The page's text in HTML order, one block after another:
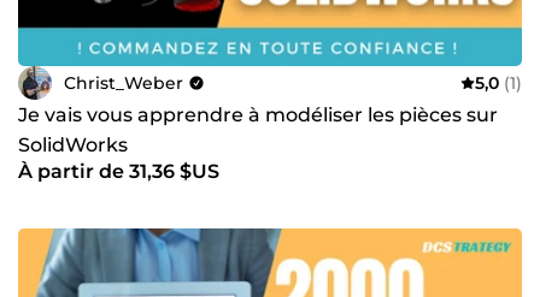
Christ_Weber 5,0 (1)
Je vais vous apprendre à modéliser les pièces sur
SolidWorks
À partir de 31,36 $US